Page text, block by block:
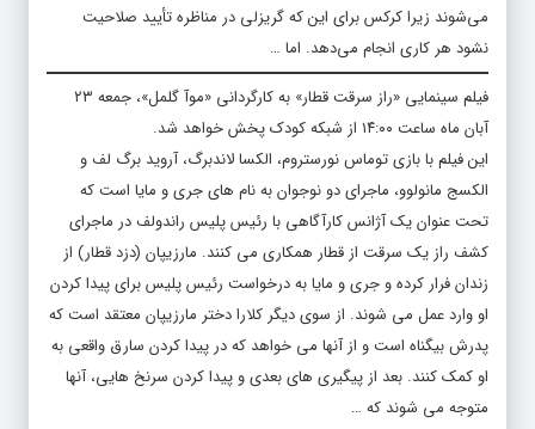
می‌شوند زیرا کرکس برای این که گریزلی در مناظره تأیید صلاحیت
نشود هر کاری انجام می‌دهد. اما …
فیلم سینمایی «راز سرقت قطار» به کارگردانی «موآ گلمل»، جمعه ۲۳
آبان ماه ساعت ۱۴:۰۰ از شبکه کودک پخش خواهد شد.
این فیلم با بازی توماس نورستروم، الکسا لاندبرگ، آروید برگ لف و
الکسج مانولوو، ماجرای دو نوجوان به نام های جری و مایا است که
تحت عنوان یک آژانس کارآگاهی با رئیس پلیس راندولف در ماجرای
کشف راز یک سرقت از قطار همکاری می کنند. مارزیپان (دزد قطار) از
زندان فرار کرده و جری و مایا به درخواست رئیس پلیس برای پیدا کردن
او وارد عمل می شوند. از سوی دیگر کلارا دختر مارزیپان معتقد است که
پدرش بیگناه است و از آنها می خواهد که در پیدا کردن سارق واقعی به
او کمک کنند. بعد از پیگیری های بعدی و پیدا کردن سرنخ هایی، آنها
متوجه می شوند که …